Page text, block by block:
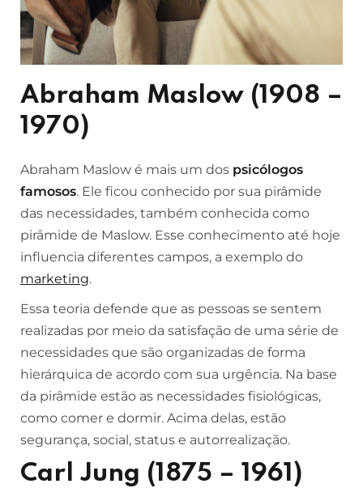
Abraham Maslow (1908 –
1970)
Abraham Maslow é mais um dos psicólogos
famosos. Ele ficou conhecido por sua pirâmide
das necessidades, também conhecida como
pirâmide de Maslow. Esse conhecimento até hoje
influencia diferentes campos, a exemplo do
marketing.
Essa teoria defende que as pessoas se sentem
realizadas por meio da satisfação de uma série de
necessidades que são organizadas de forma
hierárquica de acordo com sua urgência. Na base
da pirâmide estão as necessidades fisiológicas,
como comer e dormir. Acima delas, estão
segurança, social, status e autorrealização.
Carl Jung (1875 – 1961)